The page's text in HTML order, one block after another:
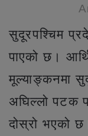
सुदूरपश्चिम
पाएको छ।
मूल्याङ्कनमा
अघिल्लो पटक
दोस्रो भएको